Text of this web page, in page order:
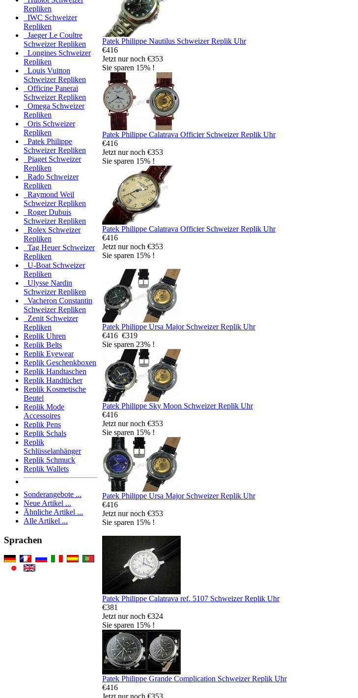
Repliken
IWC Schweizer
Repliken
Jaeger Le Coultre
Schweizer Repliken
Longines Schweizer
Repliken
Louis Vuitton
Schweizer Repliken
Officine Panerai
Schweizer Repliken
Omega Schweizer
Repliken
Oris Schweizer
Repliken
Patek Philippe
Schweizer Repliken
Piaget Schweizer
Repliken
Rado Schweizer
Repliken
Raymond Weil
Schweizer Repliken
Roger Dubuis
Schweizer Repliken
Rolex Schweizer
Repliken
Tag Heuer Schweizer
Repliken
U-Boat Schweizer
Repliken
Ulysse Nardin
Schweizer Repliken
Vacheron Constantin
Schweizer Repliken
Zenit Schweizer
Repliken
Replik Uhren
Replik Belts
Replik Eyewear
Replik Geschenkboxen
Replik Handtaschen
Replik Handtücher
Replik Kosmetische
Beutel
Replik Mode
Accessoires
Replik Pens
Replik Schals
Replik
Schlüsselanhänger
Replik Schmuck
Replik Wallets
Sonderangebote ...
Neue Artikel ...
Ähnliche Artikel ...
Alle Artikel ...
Sprachen
Patek Philippe Nautilus Schweizer Replik Uhr
€416
Jetzt nur noch €353
Sie sparen 15% !
Patek Philippe Calatrava Officier Schweizer Replik Uhr
€416
Jetzt nur noch €353
Sie sparen 15% !
Patek Philippe Calatrava Officier Schweizer Replik Uhr
€416
Jetzt nur noch €353
Sie sparen 15% !
Patek Philippe Ursa Major Schweizer Replik Uhr
€416 €319
Sie sparen 23% !
Patek Philippe Sky Moon Schweizer Replik Uhr
€416
Jetzt nur noch €353
Sie sparen 15% !
Patek Philippe Ursa Major Schweizer Replik Uhr
€416
Jetzt nur noch €353
Sie sparen 15% !
Patek Philippe Calatrava ref. 5107 Schweizer Replik Uhr
€381
Jetzt nur noch €324
Sie sparen 15% !
Patek Philippe Grande Complication Schweizer Replik Uhr
€416
Jetzt nur noch €353